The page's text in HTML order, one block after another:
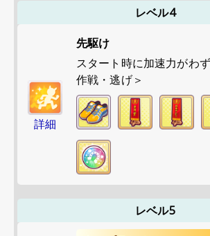
レベル4
詳細
先駆け
スタート時に加速力がわ
作戦・逃げ＞
レベル5